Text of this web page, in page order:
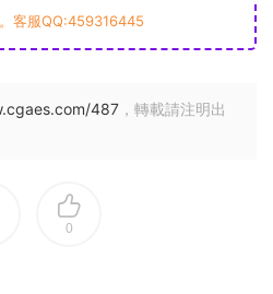
客服QQ:459316445
487 ，轉載請注明出
0